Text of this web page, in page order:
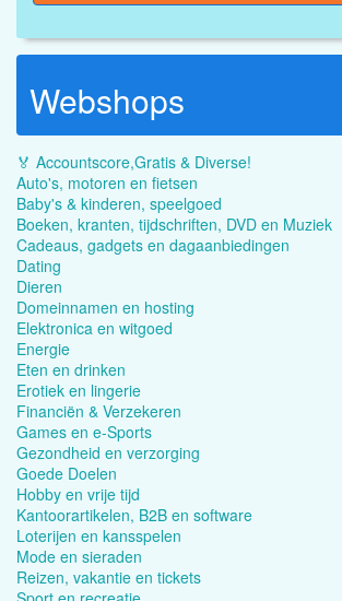
Webshops
🏅 Accountscore,Gratis & Diverse!
Auto's, motoren en fietsen
Baby's & kinderen, speelgoed
Boeken, kranten, tijdschriften, DVD en Muziek
Cadeaus, gadgets en dagaanbiedingen
Dating
Dieren
Domeinnamen en hosting
Elektronica en witgoed
Energie
Eten en drinken
Erotiek en lingerie
Financiën & Verzekeren
Games en e-Sports
Gezondheid en verzorging
Goede Doelen
Hobby en vrije tijd
Kantoorartikelen, B2B en software
Loterijen en kansspelen
Mode en sieraden
Reizen, vakantie en tickets